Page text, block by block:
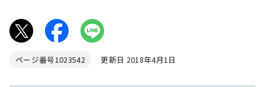
ページ番号1023542 更新日 2018年4月1日